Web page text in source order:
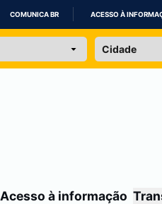
IR
COMUNICA BR ACESSO À
Acesso à informação